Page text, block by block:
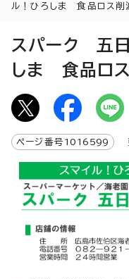
ル！ひろしま 食品ロス削
スパーク 五日
しま 食品ロス
ページ番号 1016599